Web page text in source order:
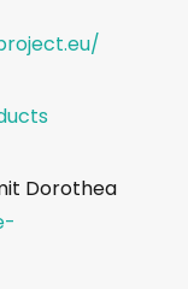
Dorothea